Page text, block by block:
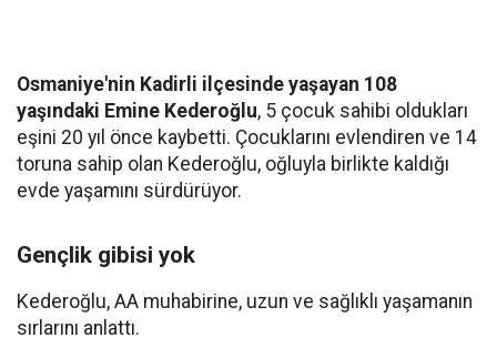
Osmaniye'nin Kadirli ilçesinde yaşayan 108
yaşındaki Emine Kederoğlu, 5 çocuk sahibi oldukları
eşini 20 yıl önce kaybetti. Çocuklarını evlendiren ve 14
toruna sahip olan Kederoğlu, oğluyla birlikte kaldığı
evde yaşamını sürdürüyor.
Gençlik gibisi yok
Kederoğlu, AA muhabirine, uzun ve sağlıklı yaşamanın
sırlarını anlattı.